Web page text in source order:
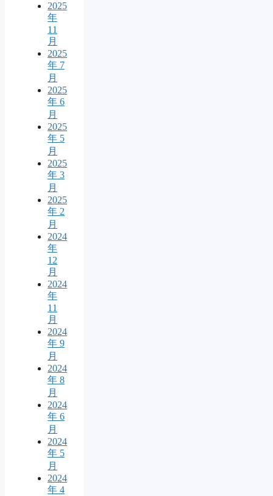
2025
年
11
月
2025
年 7
月
2025
年 6
月
2025
年 5
月
2025
年 3
月
2025
年 2
月
2024
年
12
月
2024
年
11
月
2024
年 9
月
2024
年 8
月
2024
年 6
月
2024
年 5
月
2024
年 4